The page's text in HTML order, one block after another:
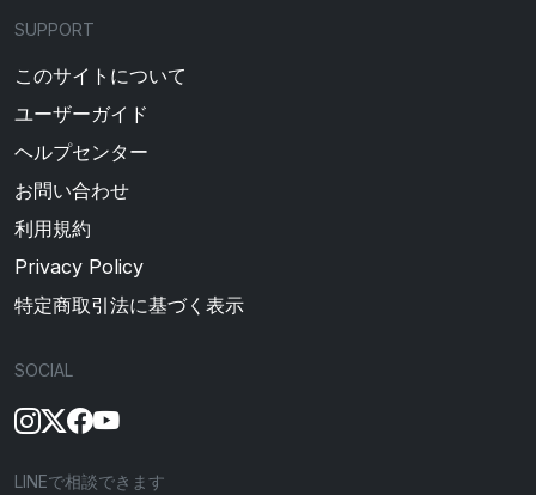
SUPPORT
このサイトについて
ユーザーガイド
ヘルプセンター
お問い合わせ
利用規約
Privacy Policy
特定商取引法に基づく表示
SOCIAL
LINEで相談できます